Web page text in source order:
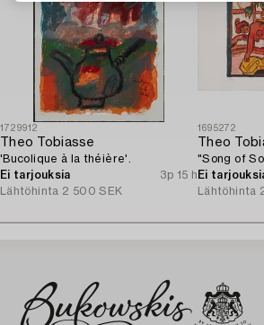
1729912
Theo Tobiasse
'Bucolique à la théière'.
Ei tarjouksia
3p 15 h
Lähtöhinta 2 500 SEK
1695272
Theo
"Song of
Ei
Lähtöhinta